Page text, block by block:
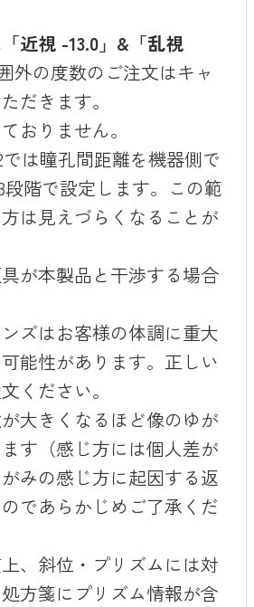
近視 -13.0」&「乱視
外の度数のご注文はキャ
だきます。
おりません。
は瞳孔間距離を機器側で
階で設定します。この範
は見えづらくなることが
が本製品と干渉する場合
ズはお客様の体調に重大
能性があります。正しい
ください。
大きくなるほど像のゆが
す（感じ方には個人差が
みの感じ方に起因する返
であらかじめご了承くだ
、斜位・プリズムには対
方箋にプリズム情報が含